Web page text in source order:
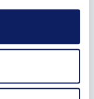
is er een
Het is namelijk
ontwikkelden we
alternatief